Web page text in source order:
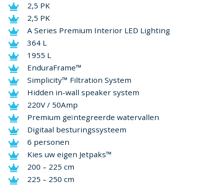
2,5 PK
2,5 PK
A Series Premium Interior LED Lighting
364 L
1955 L
EnduraFrame™
Simplicity™ Filtration System
Hidden in-wall speaker system
220V / 50Amp
Premium geïntegreerde watervallen
Digitaal besturingssysteem
6 personen
Kies uw eigen Jetpaks™
200 – 225 cm
225 – 250 cm